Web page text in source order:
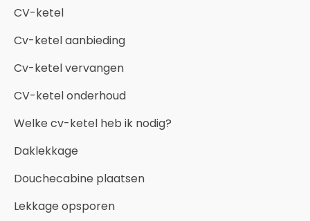
CV-ketel
Cv-ketel aanbieding
Cv-ketel vervangen
CV-ketel onderhoud
Welke cv-ketel heb ik nodig?
Daklekkage
Douchecabine plaatsen
Lekkage opsporen